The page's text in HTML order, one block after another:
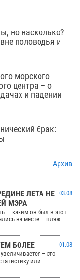
но насколько?
половодья и
морского
центра – о
и падении
брак:
Архив
ЛЕТА НЕ
МЭРА
03.08
— каким он был в этот
на месте — пляж
БОЛЕЕ
01.08
– это
или